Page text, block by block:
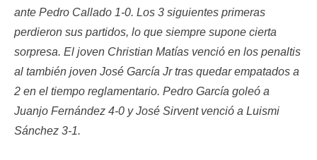
ante Pedro Callado 1-0. Los 3 siguientes primeras
perdieron sus partidos, lo que siempre supone cierta
sorpresa. El joven Christian Matías venció en los penaltis
al también joven José García Jr tras quedar empatados a
2 en el tiempo reglamentario. Pedro García goleó a
Juanjo Fernández 4-0 y José Sirvent venció a Luismi
Sánchez 3-1.